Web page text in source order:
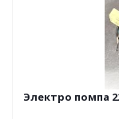
Электро помпа